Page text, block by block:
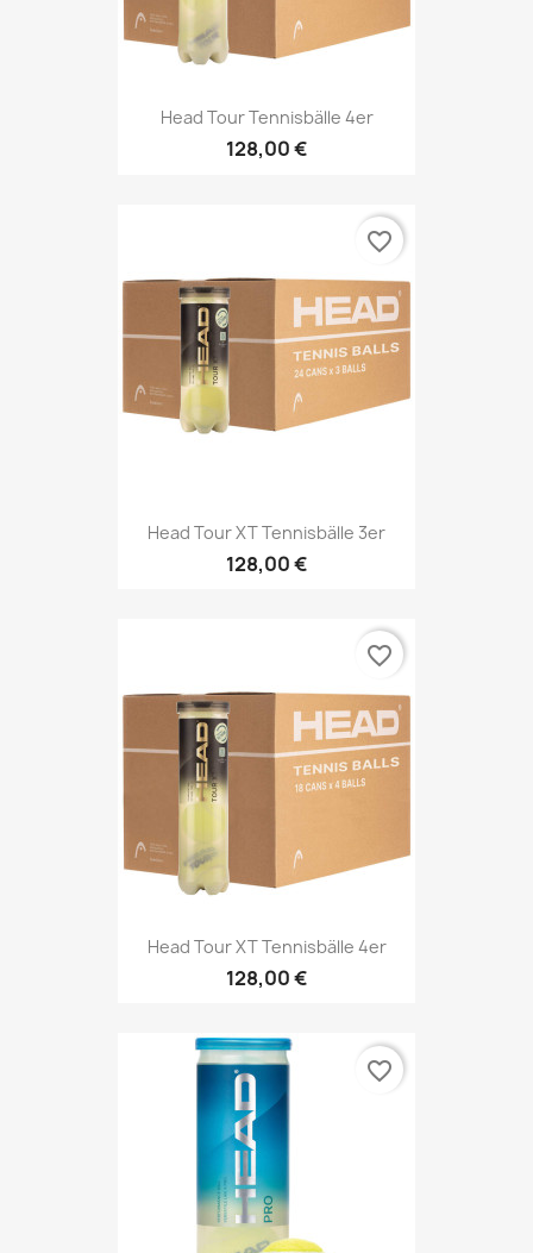
Head Tour Tennisbälle 4er
128,00 €
Head Tour XT Tennisbälle 3er
128,00 €
favorite_border
Head Tour XT Tennisbälle 4er
128,00 €
favorite_border
favorite_border